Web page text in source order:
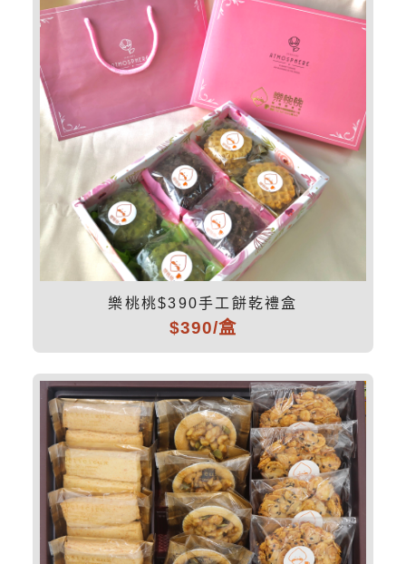
樂桃桃$390手工餅乾禮盒
$390/盒